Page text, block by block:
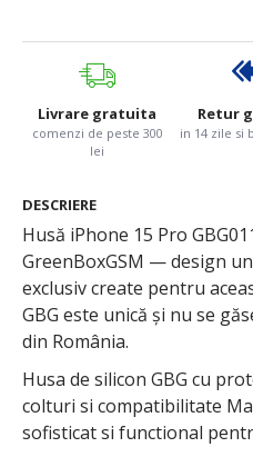
Livrare gratuita
comenzi de peste 300
lei
Retur
in 14 zile si
DESCRIERE
Husă iPhone 15 Pro
GreenBoxGSM — design
exclusiv create pentru
GBG este unică și nu se
din România.
Husa de silicon GBG cu
colturi si compatibilitate
sofisticat si functional